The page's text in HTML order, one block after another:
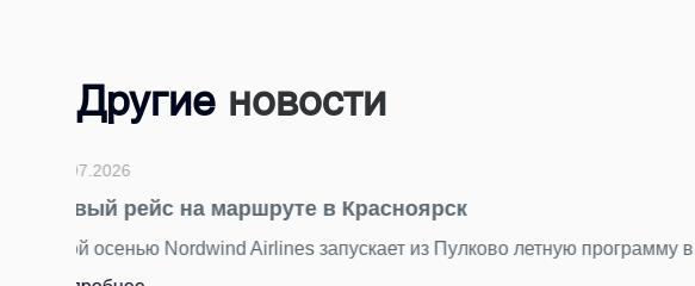
Другие новости
24.07.2026
Подводим итоги фотоконкурса «Главный герой —
За последние недели мы получили от вас десятки ярких снимков.
торжественным, романтичным и очень петербургским.